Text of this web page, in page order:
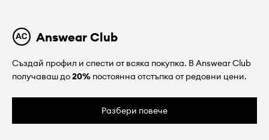
Answear Club
Създай профил и спести от всяка покупка. В Answear Club
получаваш до20% постоянна отстъпка от редовни цени.
Разбери повече